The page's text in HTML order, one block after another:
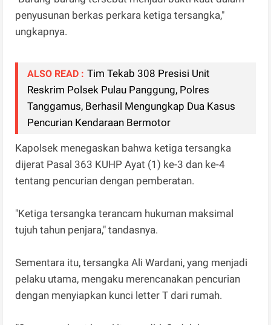
penyusunan berkas perkara ketiga tersangka,"
ungkapnya.
ALSO READ : Tim Tekab 308 Presisi Unit
Reskrim Polsek Pulau Panggung, Polres
Tanggamus, Berhasil Mengungkap Dua Kasus
Pencurian Kendaraan Bermotor
Kapolsek menegaskan bahwa ketiga tersangka
dijerat Pasal 363 KUHP Ayat (1) ke-3 dan ke-4
tentang pencurian dengan pemberatan.
"Ketiga tersangka terancam hukuman maksimal
tujuh tahun penjara," tandasnya.
Sementara itu, tersangka Ali Wardani, yang menjadi
pelaku utama, mengaku merencanakan pencurian
dengan menyiapkan kunci letter T dari rumah.